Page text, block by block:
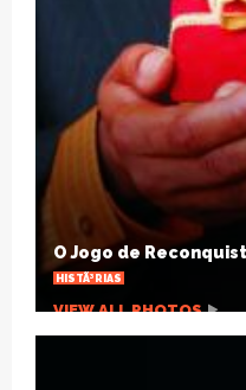
Cinco
relaÃ§Ãµes a
ARTIGOS
VIEW ALL